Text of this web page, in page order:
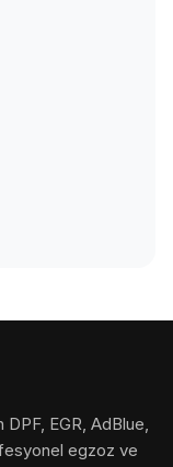
EGR, AdBlue,
egzoz ve